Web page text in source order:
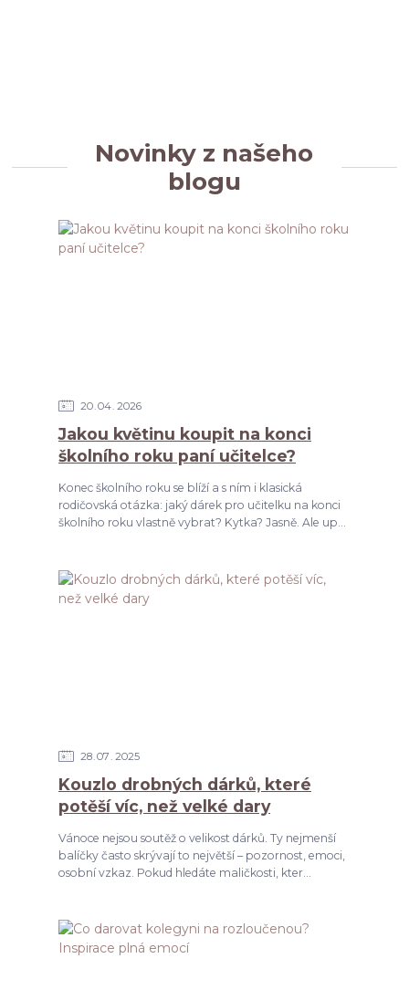
Novinky z našeho
blogu
20 04 2026
Jakou květinu koupit na konci
školního roku paní učitelce?
Konec školního roku se blíží a s ním i klasická
rodičovská otázka: jaký dárek pro učitelku na konci
školního roku vlastně vybrat? Kytka? Jasně. Ale up...
28 07 2025
Kouzlo drobných dárků, které
potěší víc, než velké dary
Vánoce nejsou soutěž o velikost dárků. Ty nejmenší
balíčky často skrývají to největší – pozornost, emoci,
osobní vzkaz. Pokud hledáte maličkosti, kter...